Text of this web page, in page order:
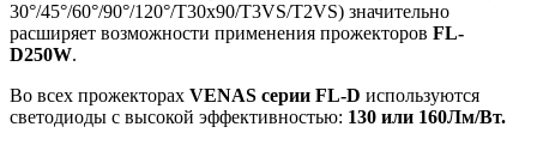
30°/45°/60°/90°/120°/T30x90/T3VS/T2VS) значительно
расширяет возможности применения прожекторов FL-
D250W.
Во всех прожекторах VENAS серии FL-D используются
светодиоды с высокой эффективностью: 130 или 160Лм/Вт.